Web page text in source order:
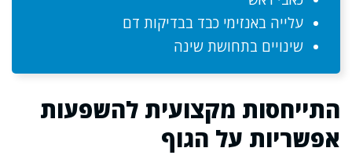
עלייה באנזימי כבד בבדיקות דם
שינויים בתחושת שינה
התייחסות מקצועית להשפעות
אפשריות על הגוף